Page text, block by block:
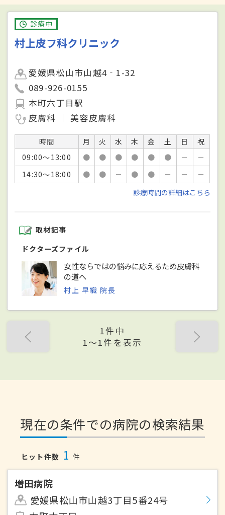
診療中
村上皮フ科クリニック
愛媛県松山市山越4‐1-32
089-926-0155
本町六丁目駅
皮膚科
美容皮膚科
時間 月 火 水 木 金 土 日
祝
09:00～13:00
● ● ● ● ● ● －
－
14:30～18:00
● ● － ● ● － －
－
診療時間の詳細はこちら
取材記事
ドクターズファイル
女性ならではの悩みに応えるため皮膚科
の道へ
村上 早織 院長
1件中
1〜1件を表示
現在の条件での病院の検索結果
ヒット件数 1 件
増田病院
愛媛県松山市山越3丁目5番24号